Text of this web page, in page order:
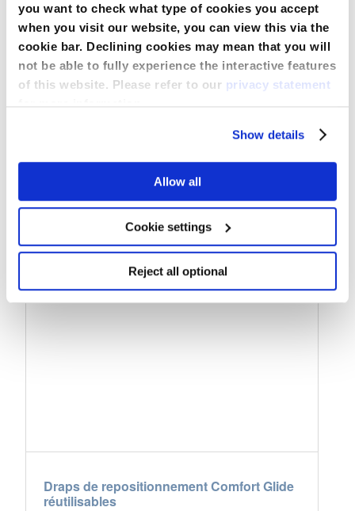
you want to check what type of cookies you accept
when you visit our website, you can view this via the
cookie bar. Declining cookies may mean that you will
not be able to fully experience the interactive features
of this website. Please refer to our privacy statement
for more information.
Show details
Allow all
Cookie settings
Reject all optional
Cales en mousse Comfort Glide à l’usage
Comparer
Draps de repositionnement Comfort Glide
réutilisables